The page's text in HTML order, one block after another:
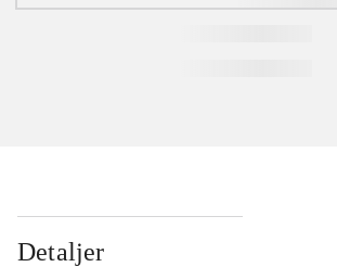
Detaljer